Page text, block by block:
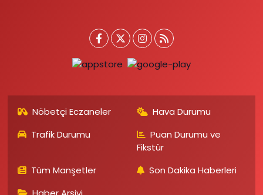
Nöbetçi Eczaneler
Hava Durumu
Trafik Durumu
Puan Durumu ve
Fikstür
Tüm Manşetler
Son Dakika Haberleri